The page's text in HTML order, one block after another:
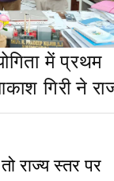
में प्रथम
गिरी ने
राज्य स्तर पर